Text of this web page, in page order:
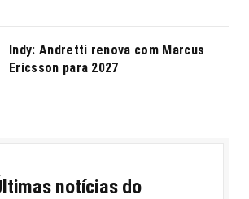
Indy: Andretti renova com Marcus
Ericsson para 2027
notícias do